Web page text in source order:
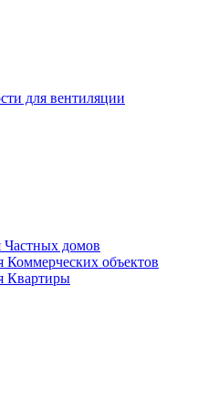
для вентиляции
домов
объектов
Квартиры